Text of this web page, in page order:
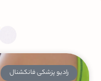
دریافت راهنمایی در
امکان ثبت ویزیت و
رادیو پزشکی فانکشنال